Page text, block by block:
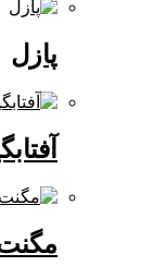
آفتابگیر خودرو